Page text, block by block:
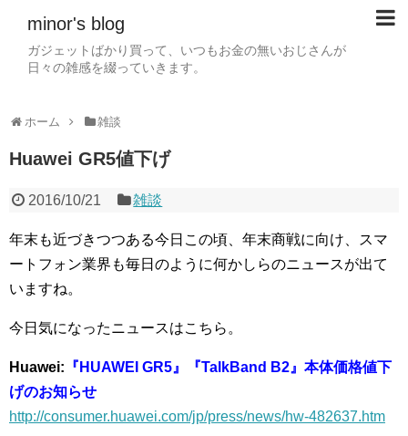
minor's blog
ガジェットばかり買って、いつもお金の無いおじさんが
日々の雑感を綴っていきます。
ホーム 雑談
Huawei GR5値下げ
2016/10/21 雑談
年末も近づきつつある今日この頃、年末商戦に向け、スマ
ートフォン業界も毎日のように何かしらのニュースが出て
いますね。
今日気になったニュースはこちら。
Huawei: 『HUAWEI GR5』『TalkBand B2』本体価格値下
げのお知らせ
http://consumer.huawei.com/jp/press/news/hw-482637.htm